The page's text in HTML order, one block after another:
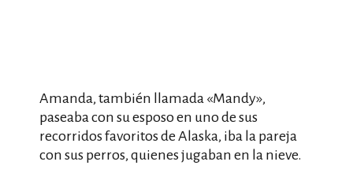
Amanda, también llamada «Mandy»,
paseaba con su esposo en uno de sus
recorridos favoritos de Alaska, iba la pareja
con sus perros, quienes jugaban en la nieve.